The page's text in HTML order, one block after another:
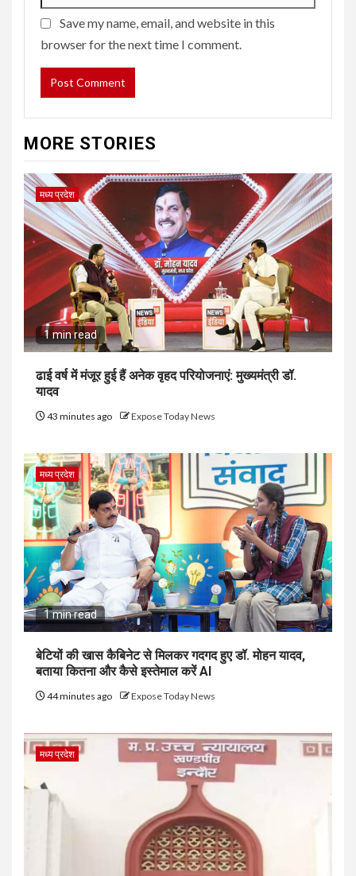
Save my name, email, and website in this
browser for the next time I comment.
MORE STORIES
मध्य प्रदेश
1 min read
ढाई वर्ष में मंजूर हुई हैं अनेक वृहद परियोजनाएं: मुख्यमंत्री डॉ.
यादव
43 minutes ago Expose Today News
मध्य प्रदेश
1 min read
बेटियों की खास कैबिनेट से मिलकर गदगद हुए डॉ. मोहन यादव,
बताया कितना और कैसे इस्तेमाल करें AI
44 minutes ago Expose Today News
मध्य प्रदेश